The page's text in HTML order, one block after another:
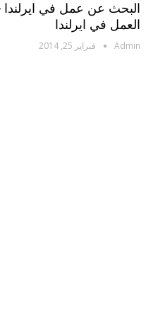
البحث عن عمل في
العمل في ايرلندا
Admin فبراير 25, 2014